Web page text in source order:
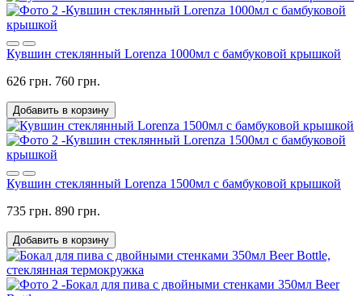
Кувшин стеклянный Lorenza 1000мл с бамбуковой крышкой
626 грн. 760 грн.
Добавить в корзину
Кувшин стеклянный Lorenza 1500мл с бамбуковой крышкой
735 грн. 890 грн.
Добавить в корзину